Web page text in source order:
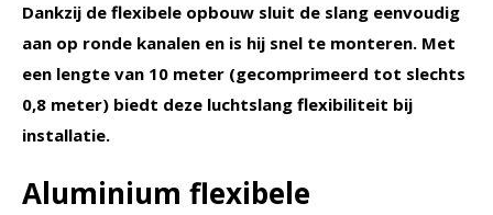
Dankzij de flexibele opbouw sluit de slang eenvoudig
aan op ronde kanalen en is hij snel te monteren. Met
een lengte van 10 meter (gecomprimeerd tot slechts
0,8 meter) biedt deze luchtslang flexibiliteit bij
installatie.
Aluminium flexibele